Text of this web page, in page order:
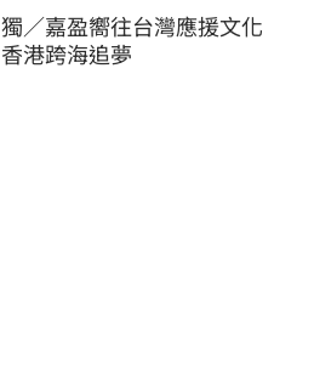
獨／嘉盈嚮往台灣應援文化
香港跨海追夢